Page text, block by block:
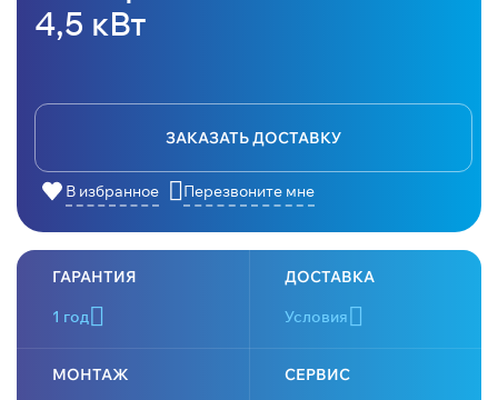
4,5 кВт
ЗАКАЗАТЬ ДОСТАВКУ
В избранное Перезвоните мне
ГАРАНТИЯ
1 год
ДОСТАВКА
Условия
МОНТАЖ
СЕРВИС